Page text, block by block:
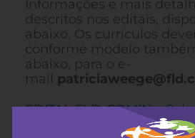
Informações e mais
descritos nos editais,
abaixo. Os currículos
conforme modelo
abaixo, para o e-
mail
EDITAL FLD-COMIN –
função de Assessoria